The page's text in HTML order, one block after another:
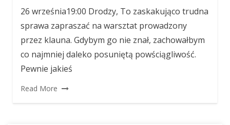
26 września19:00 Drodzy, To zaskakująco trudna
sprawa zapraszać na warsztat prowadzony
przez klauna. Gdybym go nie znał, zachowałbym
co najmniej daleko posuniętą powściągliwość.
Pewnie jakieś
Read More